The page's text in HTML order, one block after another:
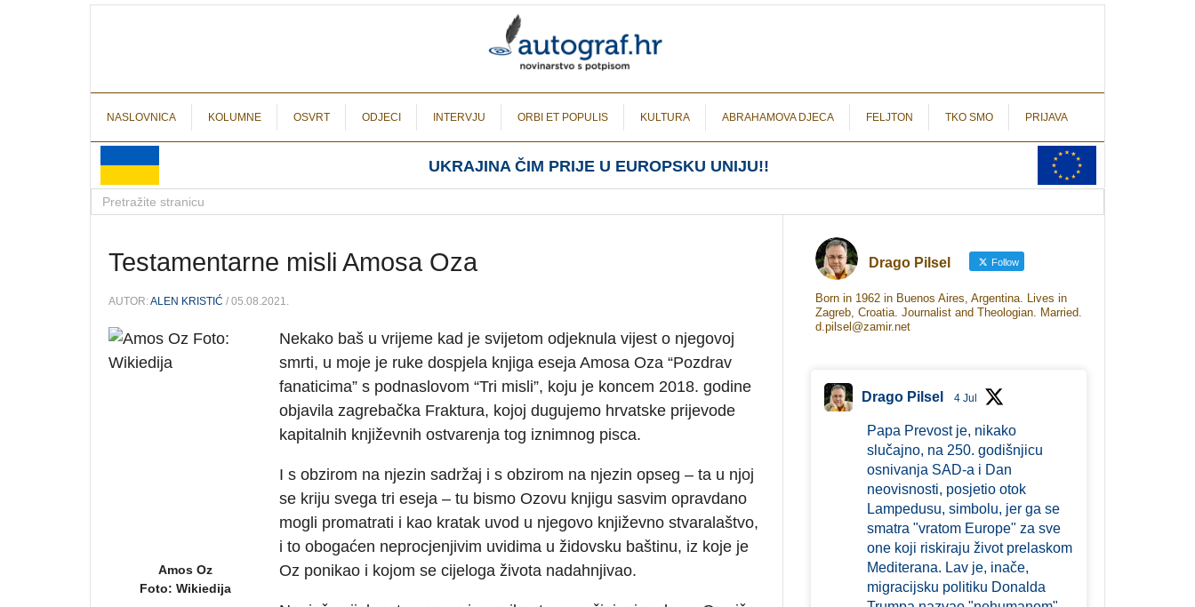
NASLOVNICA KOLUMNE OSVRT ODJECI INTERVJU ORBI ET POPULIS KULTURA ABRAHAMOVA DJECA FELJTON TKO SMO PRIJAVA
UKRAJINA ČIM PRIJE U EUROPSKU UNIJU!!
Testamentarne misli Amosa Oza
AUTOR:ALEN KRISTIĆ / 05.08.2021.
Amos Oz
Foto: Wikiedija
Nekako baš u vrijeme kad je svijetom odjeknula vijest o njegovoj
smrti, u moje je ruke dospjela knjiga eseja Amosa Oza “Pozdrav
fanaticima” s podnaslovom “Tri misli”, koju je koncem 2018. godine
objavila zagrebačka Fraktura, kojoj dugujemo hrvatske prijevode
kapitalnih književnih ostvarenja tog iznimnog pisca.
I s obzirom na njezin sadržaj i s obzirom na njezin opseg – ta u njoj
se kriju svega tri eseja – tu bismo Ozovu knjigu sasvim opravdano
mogli promatrati i kao kratak uvod u njegovo književno stvaralaštvo,
i to obogaćen neprocjenjivim uvidima u židovsku baštinu, iz koje je
Oz ponikao i kojom se cijeloga života nadahnjivao.
Drago Pilsel Follow
Born in 1962 in Buenos Aires, Argentina. Lives in
Zagreb, Croatia. Journalist and Theologian. Married.
d.pilsel@zamir.net
Drago Pilsel 4 Jul
Papa Prevost je, nikako
slučajno, na 250. godišnjicu
osnivanja SAD-a i Dan
neovisnosti, posjetio otok
Lampedusu, simbolu, jer ga se
smatra "vratom Europe" za sve
one koji riskiraju život prelaskom
Mediterana. Lav je, inače,
migracijsku politiku Donalda